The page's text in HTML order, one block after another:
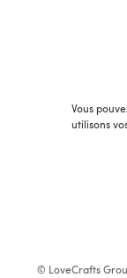
Vous
utilisons
© LoveCrafts